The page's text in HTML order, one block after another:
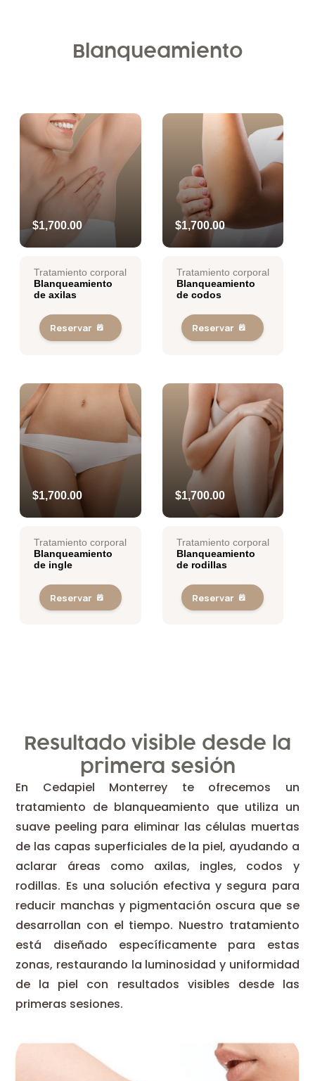
Blanqueamiento
$1,700.00
Tratamiento corporal
Blanqueamiento
de axilas
Reservar
$1,700.00
Tratamiento corporal
Blanqueamiento
de codos
Reservar
$1,700.00
Tratamiento corporal
Blanqueamiento
de ingle
Reservar
$1,700.00
Tratamiento corporal
Blanqueamiento
de rodillas
Reservar
Resultado visible desde la
primera sesión
En Cedapiel Monterrey te ofrecemos un
tratamiento de blanqueamiento que utiliza un
suave peeling para eliminar las células muertas
de las capas superficiales de la piel, ayudando a
aclarar áreas como axilas, ingles, codos y
rodillas. Es una solución efectiva y segura para
reducir manchas y pigmentación oscura que se
desarrollan con el tiempo. Nuestro tratamiento
está diseñado específicamente para estas
zonas, restaurando la luminosidad y uniformidad
de la piel con resultados visibles desde las
primeras sesiones.